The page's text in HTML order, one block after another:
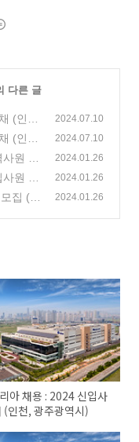
다른 글
(인
2024.07.10
(인
2024.07.10
원 모
2024.01.26
원 모
2024.01.26
집 (인
2024.01.26
아 채용 : 2024 신입사
(인천, 광주광역시)